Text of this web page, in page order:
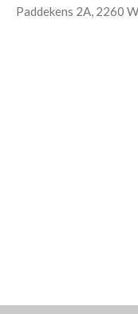
Paddekens 2A, 2260